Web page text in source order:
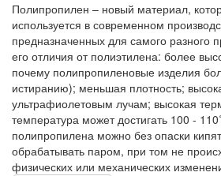
Полипропилен – новый материал,
используется в современном
предназначенных для самого разного
его отличия от полиэтилена: более
почему полипропиленовые изделия
истиранию); меньшая плотность;
ультрафиолетовым лучам; высокая
температура может достигать 100 -
полипропилена можно без опаски
обрабатывать паром, при том не
физических или механических